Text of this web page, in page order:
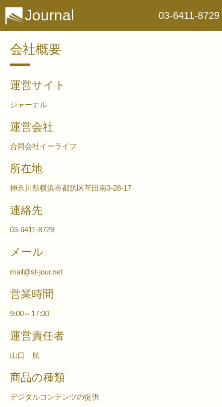
Journal 03-6411-8729
​会社概要
運営サイト
ジャーナル
運営会社
合同会社イーライフ
所在地
神奈川県横浜市都筑区荏田南3-28-17
連絡先
03-6411-8729
メール
mail@st-jour.net
営業時間
9:00～17:00
運営責任者
山口 航
商品の種類
デジタルコンテンツの提供